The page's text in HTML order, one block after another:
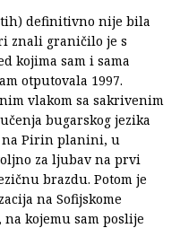
definitivno nije bila
znali graničilo je s
kojima sam i sama
otputovala 1997.
vlakom sa sakrivenim
bugarskog jezika
na Pirin planini, u
za ljubav na prvi
brazdu. Potom je
na Sofijskome
, na kojemu sam poslije